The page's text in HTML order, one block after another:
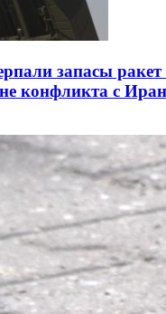
запасы
конфликта с